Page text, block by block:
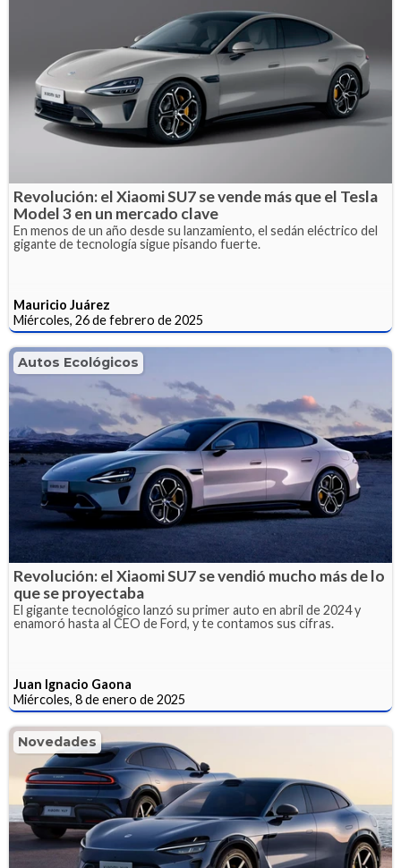
Revolución: el Xiaomi SU7 se vende más que el Tesla
Model 3 en un mercado clave
En menos de un año desde su lanzamiento, el sedán eléctrico del
gigante de tecnología sigue pisando fuerte.
Mauricio Juárez
Miércoles, 26 de febrero de 2025
Autos Ecológicos
Revolución: el Xiaomi SU7 se vendió mucho más de lo
que se proyectaba
El gigante tecnológico lanzó su primer auto en abril de 2024 y
enamoró hasta al CEO de Ford, y te contamos sus cifras.
Juan Ignacio Gaona
Miércoles, 8 de enero de 2025
Novedades